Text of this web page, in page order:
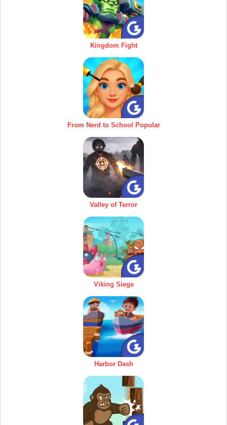
Kingdom Fight
From Nerd to School Popular
Valley of Terror
Viking Siege
Harbor Dash